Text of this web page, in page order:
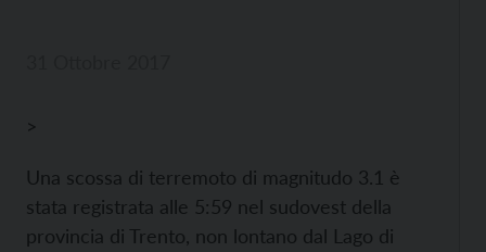
>
Una scossa di terremoto di magnitudo 3.1 è
stata registrata alle 5:59 nel sudovest della
provincia di Trento, non lontano dal Lago di